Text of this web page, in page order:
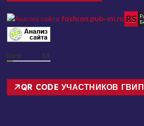
QR CODE УЧАСТНИКОВ ГВИП